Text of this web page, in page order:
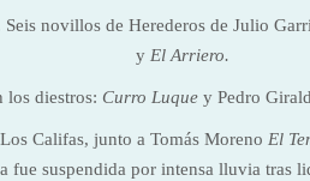
novillos de Herederos de Julio
y El Arriero.
los diestros: Curro Luquey Pedro
Califas, junto a Tomás Moreno El
fue suspendida por intensa lluvia tras